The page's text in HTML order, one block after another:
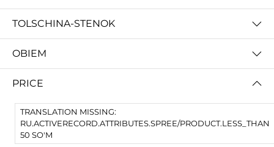
TOLSCHINA-STENOK
OBIEM
PRICE
TRANSLATION MISSING:
RU.ACTIVERECORD.ATTRIBUTES.SPREE/PRODUCT.LESS_THAN
50 SO'M